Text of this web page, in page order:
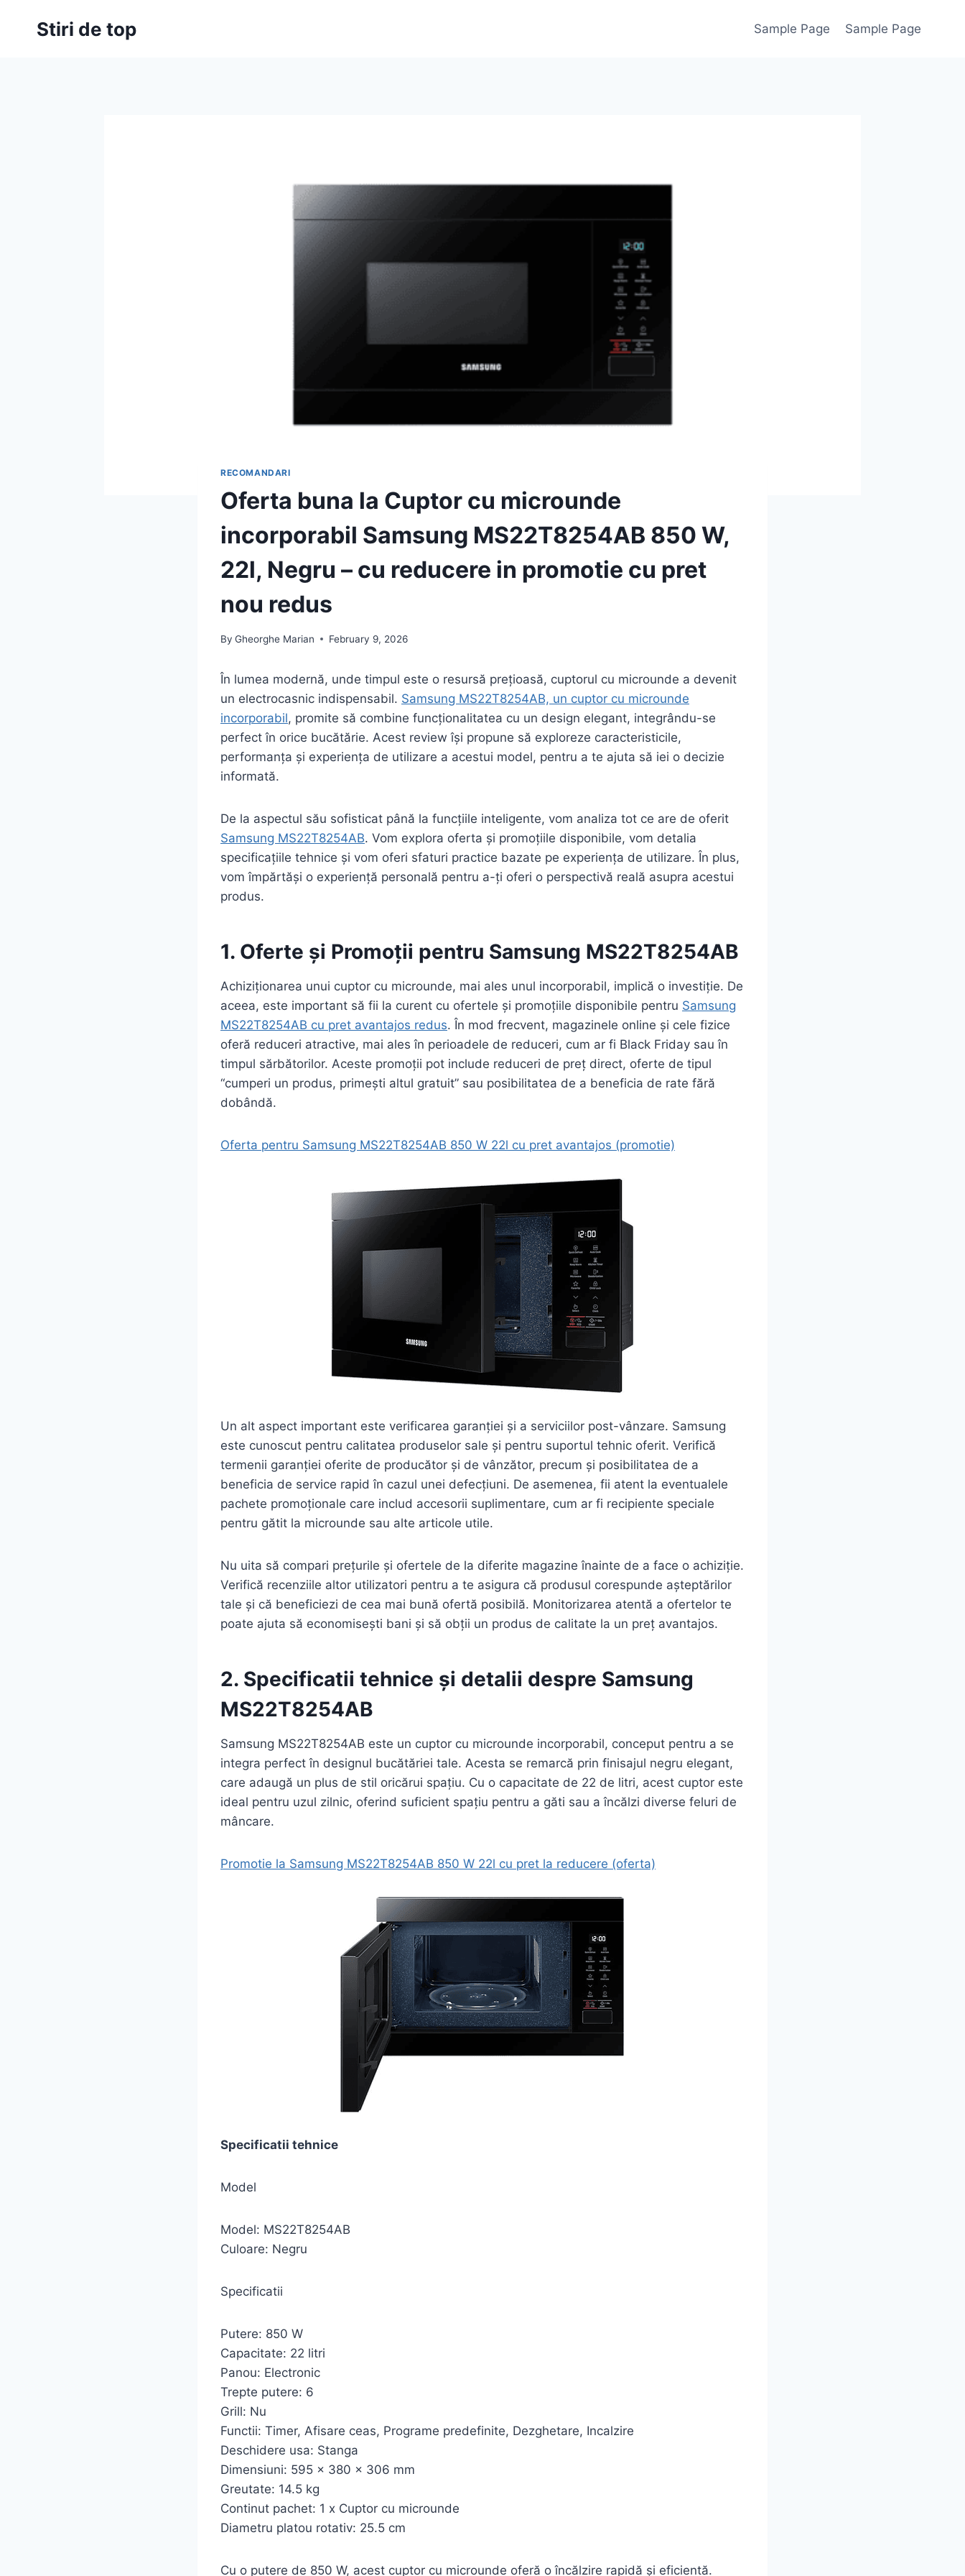
Stiri de top Sample Page Sample Page
RECOMANDARI
Oferta buna la Cuptor cu microunde
incorporabil Samsung MS22T8254AB 850 W,
22l, Negru – cu reducere in promotie cu pret
nou redus
By Gheorghe Marian February 9, 2026
În lumea modernă, unde timpul este o resursă prețioasă, cuptorul cu microunde a devenit
un electrocasnic indispensabil. Samsung MS22T8254AB, un cuptor cu microunde
incorporabil, promite să combine funcționalitatea cu un design elegant, integrându-se
perfect în orice bucătărie. Acest review își propune să exploreze caracteristicile,
performanța și experiența de utilizare a acestui model, pentru a te ajuta să iei o decizie
informată.
De la aspectul său sofisticat până la funcțiile inteligente, vom analiza tot ce are de oferit
Samsung MS22T8254AB. Vom explora oferta și promoțiile disponibile, vom detalia
specificațiile tehnice și vom oferi sfaturi practice bazate pe experiența de utilizare. În plus,
vom împărtăși o experiență personală pentru a-ți oferi o perspectivă reală asupra acestui
produs.
1. Oferte și Promoții pentru Samsung MS22T8254AB
Achiziționarea unui cuptor cu microunde, mai ales unul incorporabil, implică o investiție. De
aceea, este important să fii la curent cu ofertele și promoțiile disponibile pentru Samsung
MS22T8254AB cu pret avantajos redus. În mod frecvent, magazinele online și cele fizice
oferă reduceri atractive, mai ales în perioadele de reduceri, cum ar fi Black Friday sau în
timpul sărbătorilor. Aceste promoții pot include reduceri de preț direct, oferte de tipul
“cumperi un produs, primești altul gratuit” sau posibilitatea de a beneficia de rate fără
dobândă.
Oferta pentru Samsung MS22T8254AB 850 W 22l cu pret avantajos (promotie)
Un alt aspect important este verificarea garanției și a serviciilor post-vânzare. Samsung
este cunoscut pentru calitatea produselor sale și pentru suportul tehnic oferit. Verifică
termenii garanției oferite de producător și de vânzător, precum și posibilitatea de a
beneficia de service rapid în cazul unei defecțiuni. De asemenea, fii atent la eventualele
pachete promoționale care includ accesorii suplimentare, cum ar fi recipiente speciale
pentru gătit la microunde sau alte articole utile.
Nu uita să compari prețurile și ofertele de la diferite magazine înainte de a face o achiziție.
Verifică recenziile altor utilizatori pentru a te asigura că produsul corespunde așteptărilor
tale și că beneficiezi de cea mai bună ofertă posibilă. Monitorizarea atentă a ofertelor te
poate ajuta să economisești bani și să obții un produs de calitate la un preț avantajos.
2. Specificatii tehnice și detalii despre Samsung
MS22T8254AB
Samsung MS22T8254AB este un cuptor cu microunde incorporabil, conceput pentru a se
integra perfect în designul bucătăriei tale. Acesta se remarcă prin finisajul negru elegant,
care adaugă un plus de stil oricărui spațiu. Cu o capacitate de 22 de litri, acest cuptor este
ideal pentru uzul zilnic, oferind suficient spațiu pentru a găti sau a încălzi diverse feluri de
mâncare.
Promotie la Samsung MS22T8254AB 850 W 22l cu pret la reducere (oferta)
Specificatii tehnice
Model
Model: MS22T8254AB
Culoare: Negru
Specificatii
Putere: 850 W
Capacitate: 22 litri
Panou: Electronic
Trepte putere: 6
Grill: Nu
Functii: Timer, Afisare ceas, Programe predefinite, Dezghetare, Incalzire
Deschidere usa: Stanga
Dimensiuni: 595 x 380 x 306 mm
Greutate: 14.5 kg
Continut pachet: 1 x Cuptor cu microunde
Diametru platou rotativ: 25.5 cm
Cu o putere de 850 W, acest cuptor cu microunde oferă o încălzire rapidă și eficientă.